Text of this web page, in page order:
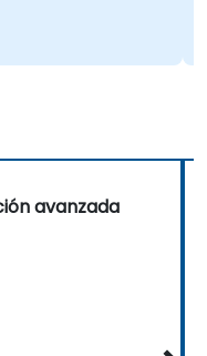
avanzada